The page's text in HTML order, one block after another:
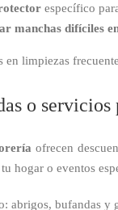
específico
manchas difíciles
en limpiezas
o
ofrecen
hogar o eventos
abrigos, bufandas y